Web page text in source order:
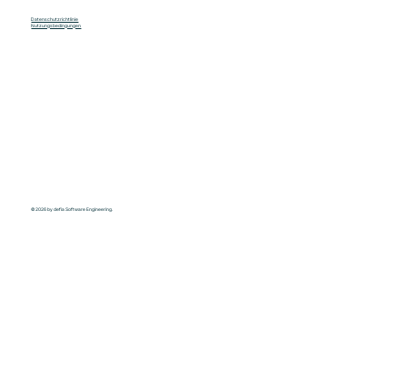
Datenschutzrichtlinie
Nutzungsbedingungen
© 2026 by defia Software Engineering.